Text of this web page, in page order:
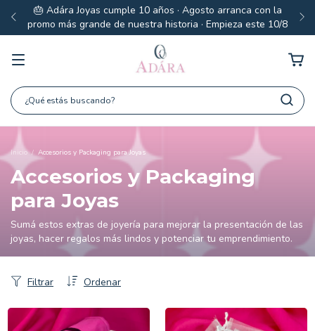
🎂 Adára Joyas cumple 10 años · Agosto arranca con la
promo más grande de nuestra historia · Empieza este 10/8
Inicio / Accesorios y Packaging para Joyas
Accesorios y Packaging
para Joyas
Sumá estos extras de joyería para mejorar la presentación de las
joyas, hacer regalos más lindos y potenciar tu emprendimiento.
Ordenar
Filtrar